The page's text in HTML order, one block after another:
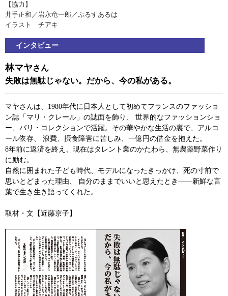
【協力】
井手正和／岩永竜一郎／ぷるすあるは
イラスト チアキ
インタビュー
林マヤさん
失敗は無駄じゃない。だから、今の私がある。
マヤさんは、1980年代に日本人として初めてフランスのファッショ
ン誌「マリ・クレール」の誌面を飾り、 世界的なファッションショ
ー、パリ・コレクションで活躍。その華やかな生活の裏で、アルコ
ール依存、 浪費、摂食障害に苦しみ、一億円の借金を抱えた。
8年前に返済を終え、現在はタレント業のかたわら、無農薬野菜作り
に励む。
自然に囲まれた子ども時代、モデルになったきっかけ、死の寸前で
思いとどまった理由、 自分のままでいいと思えたとき――新鮮な言
葉で生き生き語ってくれた。
取材・文【近藤京子】